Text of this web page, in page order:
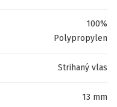
100%
Polypropylen
Strihaný vlas
13 mm